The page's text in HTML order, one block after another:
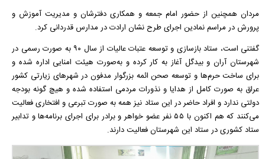
مردان همچنین از حضور امام جمعه و همکاری دفترشان و مدیریت آموزش و
پرورش در مراسم نمادین اجرای طرح نشان ارادت در مدارس قدردانی کرد.
گفتنی است، ستاد بازسازی و توسعه عتبات عالیات از سال ۹۰ به صورت رسمی در
شهرستان آران و بیدگل آغاز به کار کرده و به‌صورت هیئت امنایی اداره شده و
برای ساخت حرم‌ها و توسعه صحن ائمه بزرگوار مدفون در شهر‌های زیارتی کشور
عراق به صورت کامل از هدایا و نذورات مردمی استفاده شده و هیچ گونه بودجه
دولتی ندارد و افراد حاضر در این ستاد نیز همه به صورت تبرعی و افتخاری فعالیت
می‌کنند که هم اکنون با ۵۵ نفر عضو خواهر و برادر برای اجرای برنامه‌ها و تدابیر
ستاد کشوری در ستاد این شهرستان فعالیت دارند.